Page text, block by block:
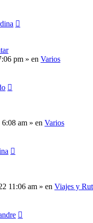
pm » en Varios
6:08 am » en Varios
11:06 am » en Viajes y